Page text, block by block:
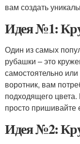
вам создать
Идея №1:
Один из самых
рубашки – это
самостоятельно
воротник, вам
подходящего
просто пришивайте
Идея №2: